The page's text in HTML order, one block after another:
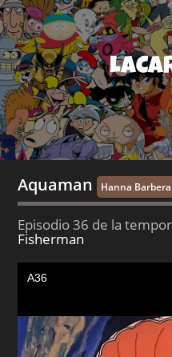
Aquaman Hanna Barbera
Episodio 36 de la
Fisherman